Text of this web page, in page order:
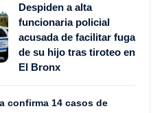
Despiden a alta
funcionaria policial
acusada de facilitar fuga
de su hijo tras tiroteo en
El Bronx
confirma 14 casos de